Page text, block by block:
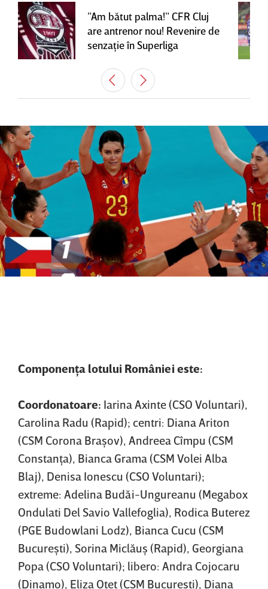
”Am bătut palma!” CFR Cluj
are antrenor nou! Revenire de
senzaţie în Superliga
Componenţa lotului României este:
Coordonatoare: Iarina Axinte (CSO Voluntari),
Carolina Radu (Rapid); centri: Diana Ariton
(CSM Corona Braşov), Andreea Cîmpu (CSM
Constanţa), Bianca Grama (CSM Volei Alba
Blaj), Denisa Ionescu (CSO Voluntari);
extreme: Adelina Budăi-Ungureanu (Megabox
Ondulati Del Savio Vallefoglia), Rodica Buterez
(PGE Budowlani Lodz), Bianca Cucu (CSM
Bucureşti), Sorina Miclăuş (Rapid), Georgiana
Popa (CSO Voluntari); libero: Andra Cojocaru
(Dinamo), Eliza Oţet (CSM Bucureşti), Diana